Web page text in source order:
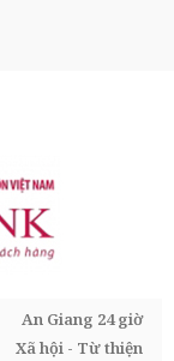
An Giang 24 giờ
Xã hội - Từ thiện